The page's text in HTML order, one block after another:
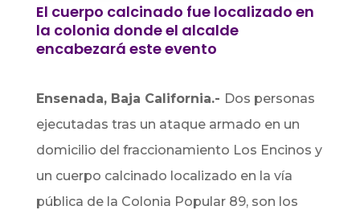
El cuerpo calcinado fue localizado en
la colonia donde el alcalde
encabezará este evento
Ensenada, Baja California.- Dos personas
ejecutadas tras un ataque armado en un
domicilio del fraccionamiento Los Encinos y
un cuerpo calcinado localizado en la vía
pública de la Colonia Popular 89, son los